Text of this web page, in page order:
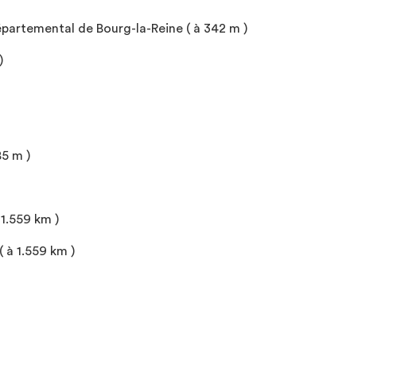
de Bourg-la-Reine ( à 342 m )
m )
km )
à 1.559 km )